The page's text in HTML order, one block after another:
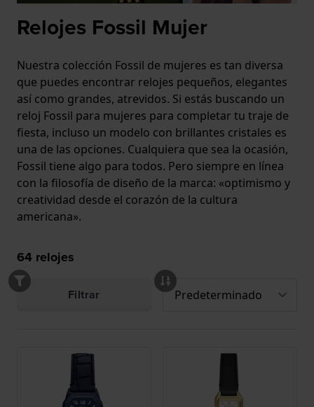
Relojes Fossil Mujer
Nuestra colección Fossil de mujeres es tan diversa
que puedes encontrar relojes pequeños, elegantes
así como grandes, atrevidos. Si estás buscando un
reloj Fossil para mujeres para completar tu traje de
fiesta, incluso un modelo con brillantes cristales es
una de las opciones. Cualquiera que sea la ocasión,
Fossil tiene algo para todos. Pero siempre en línea
con la filosofía de diseño de la marca: «optimismo y
creatividad desde el corazón de la cultura
americana».
64 relojes
Filtrar